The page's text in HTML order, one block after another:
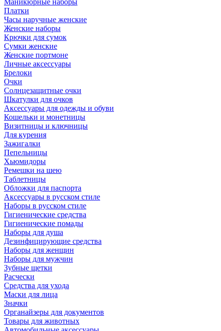
Маникюрные наборы
Платки
Часы наручные женские
Женские наборы
Крючки для сумок
Сумки женские
Женские портмоне
Личные аксессуары
Брелоки
Очки
Солнцезащитные очки
Шкатулки для очков
Аксессуары для одежды и обуви
Кошельки и монетницы
Визитницы и ключницы
Для курения
Зажигалки
Пепельницы
Хьюмидоры
Ремешки на шею
Таблетницы
Обложки для паспорта
Аксессуары в русском стиле
Наборы в русском стиле
Гигиенические средства
Гигиенические помады
Наборы для душа
Дезинфицирующие средства
Наборы для женщин
Наборы для мужчин
Зубные щетки
Расчески
Средства для ухода
Маски для лица
Значки
Органайзеры для документов
Товары для животных